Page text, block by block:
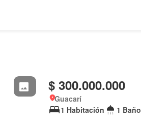
$ 300.000.000
Guacarí
1 Habitación
1 Baño